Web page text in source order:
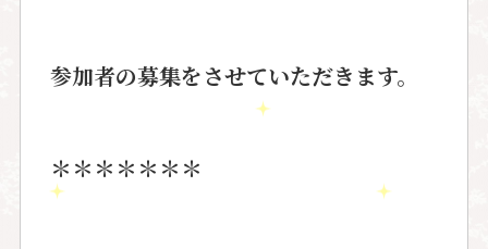
参加者の募集をさせていただきます。
＊＊＊＊＊＊＊